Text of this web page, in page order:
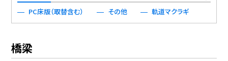
PC床版（取替含む）
その他 軌道マクラギ
橋梁